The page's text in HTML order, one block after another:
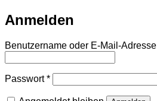
Anmelden
Benutzername oder E-Mail-Adresse
Passwort*Erforderlich